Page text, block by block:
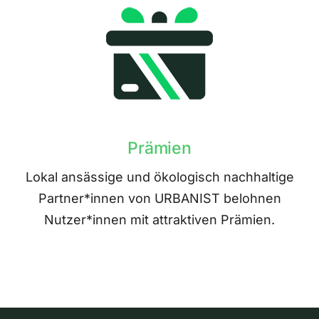
Prämien
Lokal ansässige und ökologisch nachhaltige
Partner*innen von URBANIST belohnen
Nutzer*innen mit attraktiven Prämien.